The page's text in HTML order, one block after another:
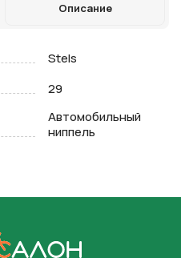
Описание
Stels
29
Автомобильный
ниппель